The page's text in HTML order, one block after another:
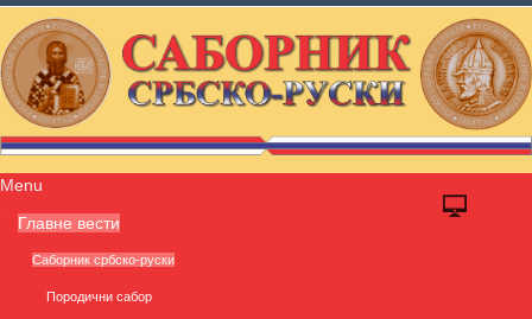
Menu
Главне вести
Саборник србско-руски
Породични сабор